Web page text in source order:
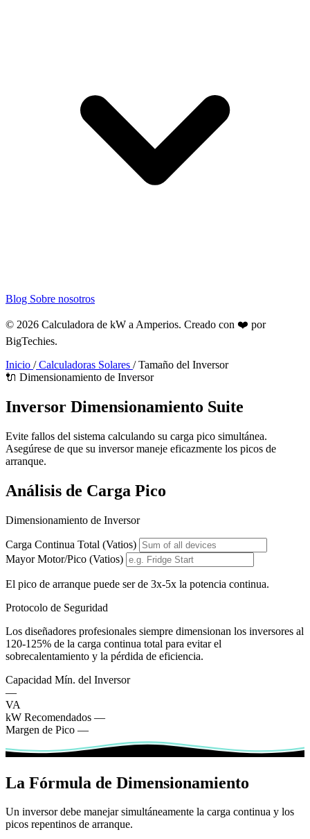
Blog Sobre nosotros
© 2026 Calculadora de kW a Amperios. Creado con ❤️ por
BigTechies.
Inicio /Calculadoras Solares /Tamaño del Inversor
🔌 Dimensionamiento de Inversor
Inversor Dimensionamiento Suite
Evite fallos del sistema calculando su carga pico simultánea.
Asegúrese de que su inversor maneje eficazmente los picos de
arranque.
Análisis de Carga Pico
Dimensionamiento de Inversor
Carga Continua Total (Vatios)
Mayor Motor/Pico (Vatios)
El pico de arranque puede ser de 3x-5x la potencia continua.
Protocolo de Seguridad
Los diseñadores profesionales siempre dimensionan los inversores al
120-125% de la carga continua total para evitar el
sobrecalentamiento y la pérdida de eficiencia.
Capacidad Mín. del Inversor
—
VA
kW Recomendados —
Margen de Pico —
La Fórmula de Dimensionamiento
Un inversor debe manejar simultáneamente la carga continua y los
picos repentinos de arranque.